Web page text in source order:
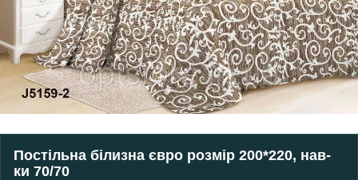
Постільна білизна євро розмір 200*220, нав-
ки 70/70